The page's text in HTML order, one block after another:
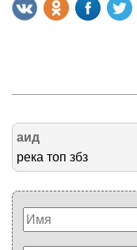
аид
река топ збз